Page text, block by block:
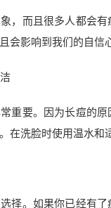
，而且很多人都会
会影响到我们的自信
重要。因为长痘的
在洗脸时使用温水和
择。如果你已经有